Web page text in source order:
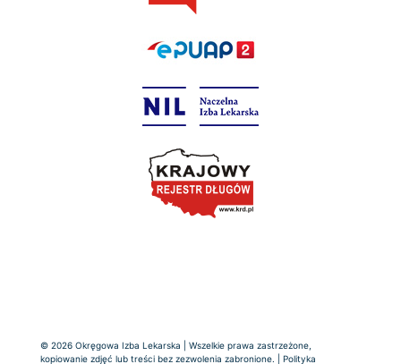
© 2026 Okręgowa Izba Lekarska | Wszelkie prawa zastrzeżone,
kopiowanie zdjęć lub treści bez zezwolenia zabronione. | Polityka